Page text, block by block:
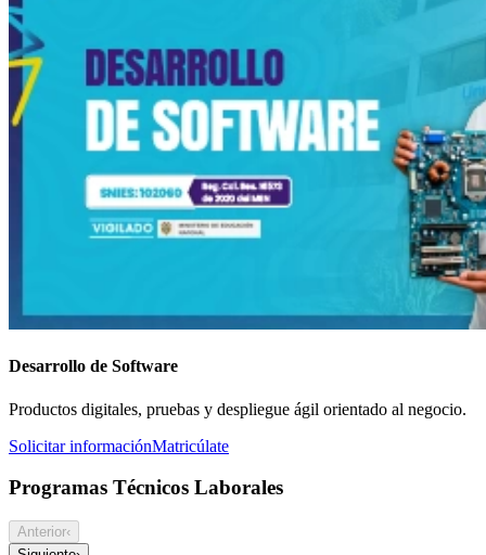
Desarrollo de Software
Productos digitales, pruebas y despliegue ágil orientado al negocio.
Solicitar informaciónMatricúlate
Programas Técnicos Laborales
Anterior‹